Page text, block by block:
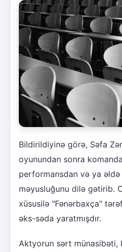
Bildirildiyinə görə, Səfa
oyunundan sonra
performansdan və ya
məyusluğunu dilə gətirib.
xüsusilə "Fənərbaxça"
əks-səda yaratmışdır.
Aktyorun sərt münasibəti,